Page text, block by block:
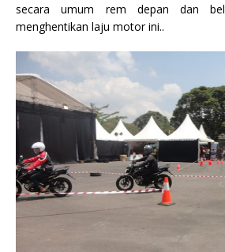
secara umum rem depan dan
menghentikan laju motor ini..